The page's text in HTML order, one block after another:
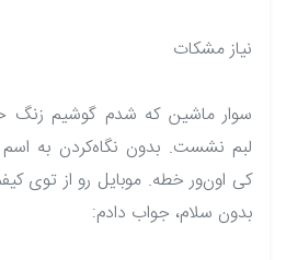
نیاز مشکات
سوار ماشین که شدم گوشیم زنگ
لبم نشست. بدون نگاه‌کردن به
کی اون‌ور خطه. موبایل رو از توی
بدون سلام، جواب دادم: